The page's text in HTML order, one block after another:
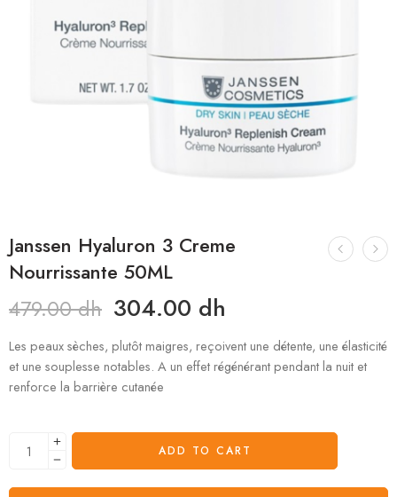
Janssen Hyaluron 3 Creme
Nourrissante 50ML
479.00dh 304.00 dh
Les peaux sèches, plutôt maigres, reçoivent une détente, une élasticité
et une souplesse notables. A un effet régénérant pendant la nuit et
renforce la barrière cutanée
ADD TO CART